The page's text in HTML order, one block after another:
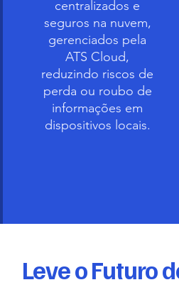
centralizados e
seguros na nuvem,
gerenciados pela
ATS Cloud,
reduzindo riscos de
perda ou roubo de
informações em
dispositivos locais.
Leve o Futuro